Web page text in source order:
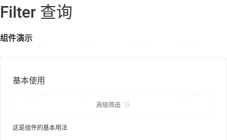
Filter 查询
组件演示
基本使用
高级筛选
这是组件的基本用法